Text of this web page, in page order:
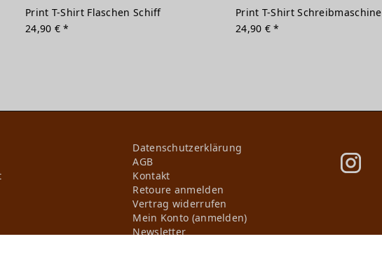
Print T-Shirt Flaschen Schiff
24,90 € *
Print T-Shirt Schreibmaschine
24,90 € *
Daten­schutz­erklärung
AGB
Kontakt
Retoure anmelden
Vertrag widerrufen
Mein Konto (anmelden)
Newsletter